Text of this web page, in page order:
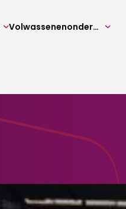
Volwassenenonderwijs